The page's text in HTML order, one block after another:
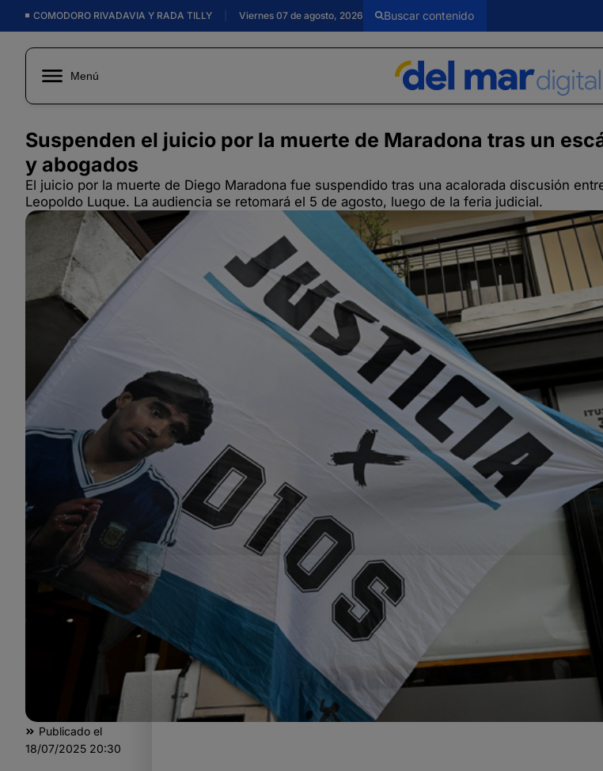
COMODORO RIVADAVIA Y RADA TILLY Viernes 07 de agosto, 2026
Menú
Suspenden el juicio por la muerte de Maradona tras un
y abogados
El juicio por la muerte de Diego Maradona fue suspendido tras una acalorada discusión
Leopoldo Luque. La audiencia se retomará el 5 de agosto, luego de la feria judicial.
Publicado el
18/07/2025 20:30